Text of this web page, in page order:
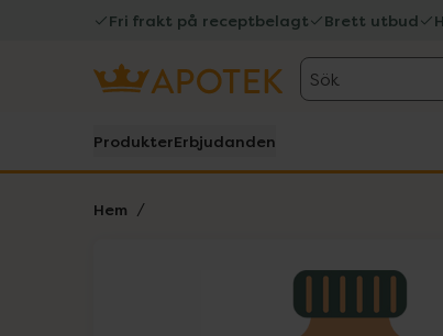
Fri frakt på receptbelagt Brett utbud
Sök
ProdukterErbjudanden
Hem
Lista: . Innehåller 1 objekt.